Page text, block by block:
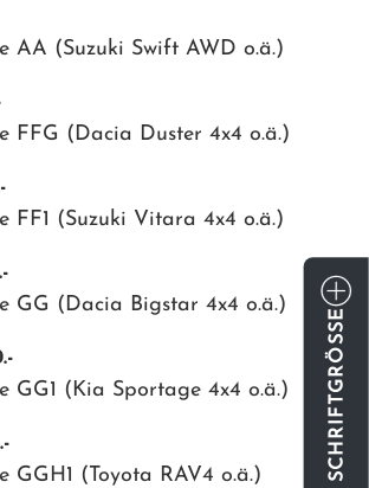
AA (Suzuki Swift AWD o.ä.)
FFG (Dacia Duster 4x4 o.ä.)
FF1 (Suzuki Vitara 4x4 o.ä.)
GG (Dacia Bigstar 4x4 o.ä.)
GG1 (Kia Sportage 4x4 o.ä.)
GGH1 (Toyota RAV4 o.ä.)
SCHRIFTGRÖSSE